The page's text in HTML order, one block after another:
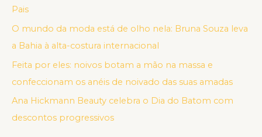
Pais
O mundo da moda está de olho nela: Bruna Souza leva
a Bahia à alta-costura internacional
Feita por eles: noivos botam a mão na massa e
confeccionam os anéis de noivado das suas amadas
Ana Hickmann Beauty celebra o Dia do Batom com
descontos progressivos